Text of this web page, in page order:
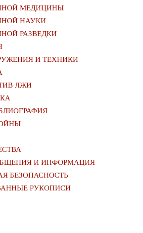
МЕДИЦИНЫ
НАУКИ
РАЗВЕДКИ
И ТЕХНИКИ
ЛЖИ
И ИНФОРМАЦИЯ
БЕЗОПАСНОСТЬ
РУКОПИСИ